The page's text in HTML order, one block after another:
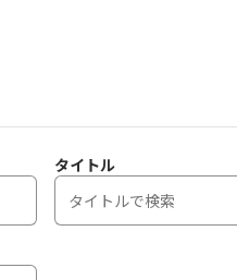
タイトル